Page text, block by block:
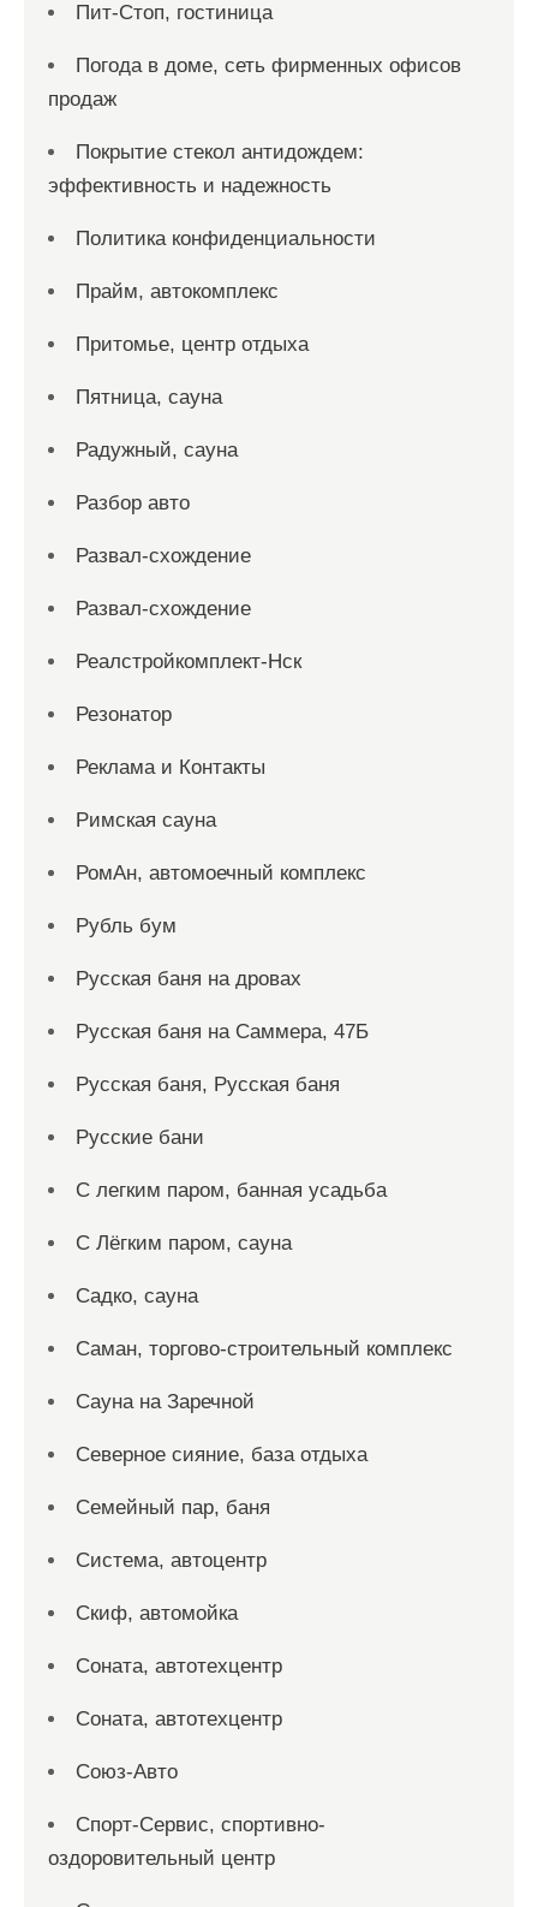
Пит-Стоп, гостиница
Погода в доме, сеть фирменных офисов
продаж
Покрытие стекол антидождем:
эффективность и надежность
Политика конфиденциальности
Прайм, автокомплекс
Притомье, центр отдыха
Пятница, сауна
Радужный, сауна
Разбор авто
Развал-схождение
Развал-схождение
Реалстройкомплект-Нск
Резонатор
Реклама и Контакты
Римская сауна
РомАн, автомоечный комплекс
Рубль бум
Русская баня на дровах
Русская баня на Саммера, 47Б
Русская баня, Русская баня
Русские бани
С легким паром, банная усадьба
С Лёгким паром, сауна
Садко, сауна
Саман, торгово-строительный комплекс
Сауна на Заречной
Северное сияние, база отдыха
Семейный пар, баня
Система, автоцентр
Скиф, автомойка
Соната, автотехцентр
Соната, автотехцентр
Союз-Авто
Спорт-Сервис, спортивно-
оздоровительный центр